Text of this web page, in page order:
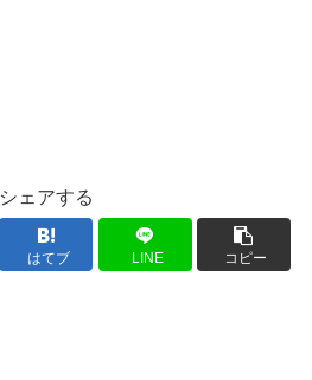
シェアする
はてブ LINE コピー